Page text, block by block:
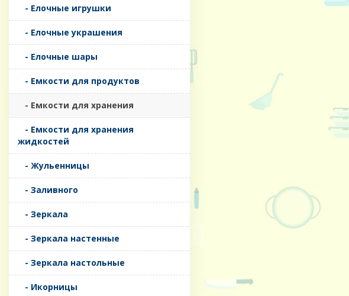
- Елочные игрушки
- Елочные украшения
- Елочные шары
- Емкости для продуктов
- Емкости для хранения
- Емкости для хранения
жидкостей
- Жульенницы
- Заливного
- Зеркала
- Зеркала настенные
- Зеркала настольные
- Икорницы